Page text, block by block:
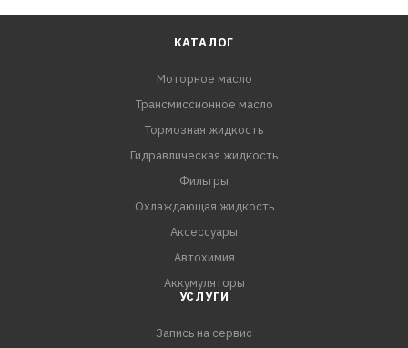
КАТАЛОГ
Моторное масло
Трансмиссионное масло
Тормозная жидкость
Гидравлическая жидкость
Фильтры
Охлаждающая жидкость
Аксессуары
Автохимия
Аккумуляторы
УСЛУГИ
Запись на сервис